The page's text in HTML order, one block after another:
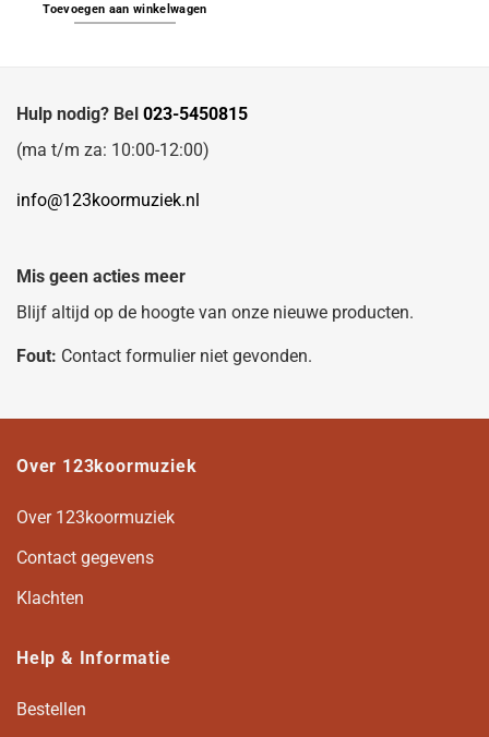
Toevoegen aan winkelwagen
Hulp nodig? Bel 023-5450815
(ma t/m za: 10:00-12:00)
info@123koormuziek.nl
Mis geen acties meer
Blijf altijd op de hoogte van onze nieuwe producten.
Fout: Contact formulier niet gevonden.
Over 123koormuziek
Over 123koormuziek
Contact gegevens
Klachten
Help & Informatie
Bestellen